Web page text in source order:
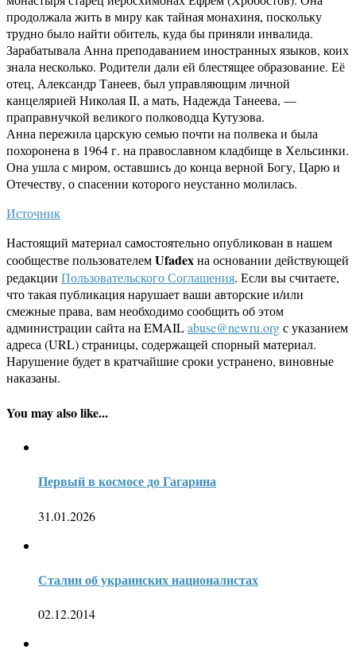
продолжала жить в миру как тайная монахиня, поскольку
трудно было найти обитель, куда бы приняли инвалида.
Зарабатывала Анна преподаванием иностранных языков, коих
знала несколько. Родители дали ей блестящее образование. Её
отец, Александр Танеев, был управляющим личной
канцелярией Николая II, а мать, Надежда Танеева, —
праправнучкой великого полководца Кутузова.
Анна пережила царскую семью почти на полвека и была
похоронена в 1964 г. на православном кладбище в Хельсинки.
Она ушла с миром, оставшись до конца верной Богу, Царю и
Отечеству, о спасении которого неустанно молилась.
Источник
Настоящий материал самостоятельно опубликован в нашем
сообществе пользователемUfadexна основании действующей
редакции Пользовательского Соглашения. Если вы считаете,
что такая публикация нарушает ваши авторские и/или
смежные права, вам необходимо сообщить об этом
администрации сайта на EMAILabuse@newru.orgс указанием
адреса (URL) страницы, содержащей спорный материал.
Нарушение будет в кратчайшие сроки устранено, виновные
наказаны.
You may also like...
Первый в космосе до Гагарина
31.01.2026
Сталин об украинских националистах
02.12.2014